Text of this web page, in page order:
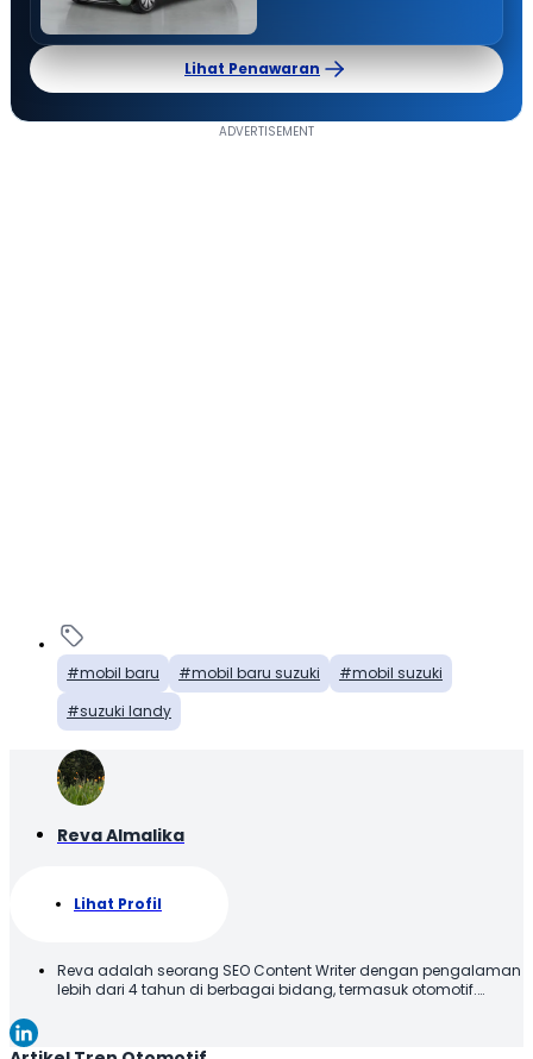
Lihat Penawaran
mobil baru mobil baru suzuki
mobil suzuki
suzuki landy
Reva Almalika
Lihat Profil
Reva adalah seorang SEO Content Writer dengan pengalaman
lebih dari 4 tahun di berbagai bidang, termasuk otomotif.
informatif, menarik, dan mudah dipahami oleh pembaca.